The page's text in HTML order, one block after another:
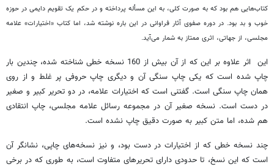
کتاب‌هایی هم بود که به صورت کلی، به این مسأله پرداخته و در حکم یک تقویم دایمی در حوزه
خوب و بد بود. در دوره صفوی آثار فراوانی در این باره نوشته شد، اما کتاب «اختیارات» علامه
مجلسی، از جهاتی، اثری ممتاز به شمار می‌آید.
این اثر علاوه بر این که از آن بیش از 160 نسخه خطی شناخته شده، چندین بار
چاپ شده است که یکی چاپ سنگی آن و دیگری چاپ حروفی پر غلط و از روی
همان چاپ سنگی است. گفتنی است که اختیارات علامه، در دو تحریر کبیر و صغیر
در دست است. نسخه صغیر آن در مجموعه رسائل علامه مجلسی، چاپ انتقادی
هم شده، اما متن کبیر به صورت دقیق چاپ نشده است.
چند نسخه خطی که از اختیارات در دست بود، و نیز نسخه‌های چاپی، نشانگر آن
است که این نسخ، تا حدودی دارای تحریر‌های متفاوت است، به طوری که در برخی